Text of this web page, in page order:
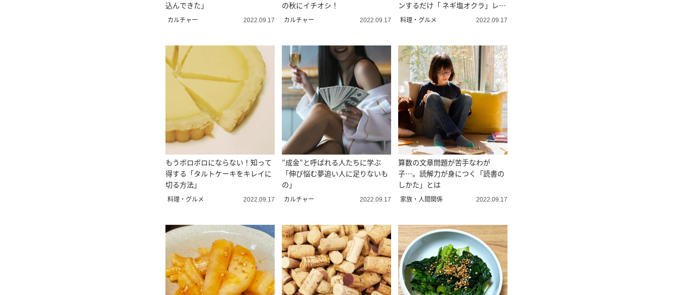
込んできた」
カルチャー 2022.09.17
の秋にイチオシ！
カルチャー 2022.09.17
ンするだけ「 ネギ塩オクラ」レシ
ピ
料理・グルメ 2022.09.17
もうボロボロにならない！知って
得する「タルトケーキをキレイに
切る方法」
料理・グルメ 2022.09.17
”成金”と呼ばれる人たちに学ぶ
「伸び悩む夢追い人に足りないも
の」
カルチャー 2022.09.17
算数の文章問題が苦手なわが
子…。読解力が身につく「読書の
しかた」とは
家族・人間関係 2022.09.17